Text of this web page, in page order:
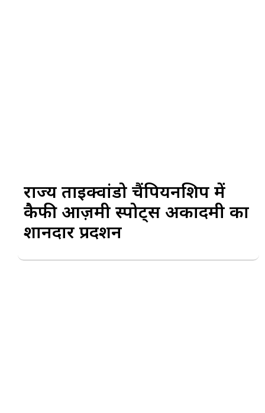
राज्य ताइक्वांडो चैंपियनशिप में
कैफी आज़मी स्पोर्ट्स अकादमी का
शानदार प्रदर्शन